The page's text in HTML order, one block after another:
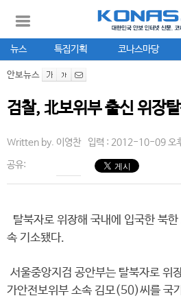
뉴스 특집기획 코나스마당
안보뉴스
검찰, 北보위부 출신 위장
Written by. 이영찬 입력 : 2012-10-09 오
공유:
탈북자로 위장해 국내에 입국한 북
속 기소됐다.
서울중앙지검 공안부는 탈북자로 위
가안전보위부 소속 김모(50)씨를 국